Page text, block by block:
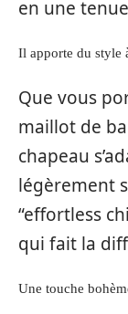
en une
Il apporte du style
Que vous
maillot de
chapeau
légèrement
“effortless
qui fait la
Une touche